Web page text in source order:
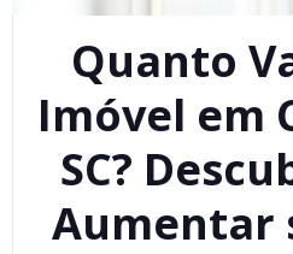
Quanto
Imóvel em
SC?
Aumentar